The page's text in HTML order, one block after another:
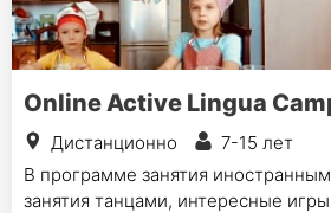
Online Active Lingua
Дистанционно
7-15 лет
В программе занятия
занятия танцами, интересные